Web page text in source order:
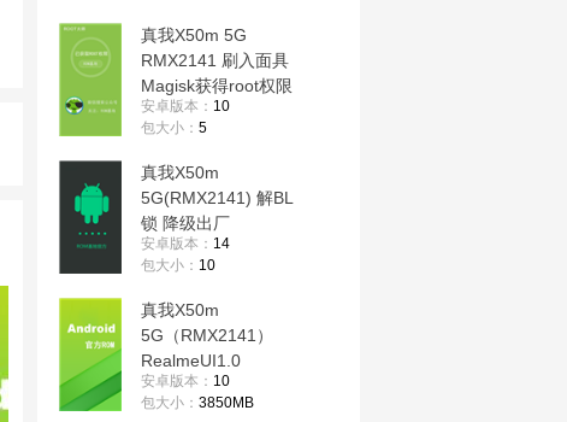
真我X50m 5G
RMX2141 刷入面具
Magisk获得root权限
Edxposed框架刷机救
砖
安卓版本： 10
包大小： 5
真我X50m
5G(RMX2141) 解BL
锁 降级出厂
fastboot/9008救砖包
上锁卡红字 改国际系
统
安卓版本： 14
包大小： 10
真我X50m
5G（RMX2141）
RealmeUI1.0
RMX2141_11.A.14 原
版固件-官方卡刷包
安卓版本： 10
包大小： 3850MB